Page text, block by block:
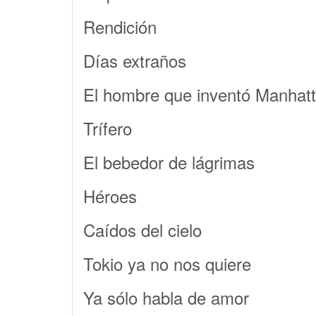
Rendición
Días extraños
El hombre que inventó
Trífero
El bebedor de lágrimas
Héroes
Caídos del cielo
Tokio ya no nos quiere
Ya sólo habla de amor